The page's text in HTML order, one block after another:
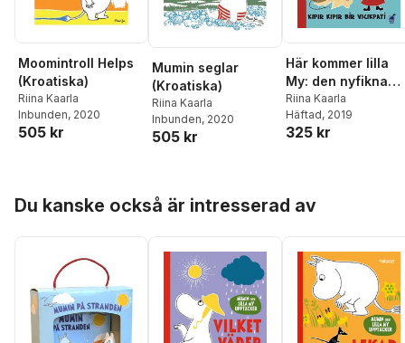
Moomintroll Helps
(Kroatiska)
Riina Kaarla
Inbunden, 2020
505 kr
Mumin seglar
(Kroatiska)
Riina Kaarla
Inbunden, 2020
505 kr
Här kommer lilla
My: den nyfikna
vintergästen
(Turkiska)
Riina Kaarla
Häftad, 2019
325 kr
Du kanske också är intresserad av